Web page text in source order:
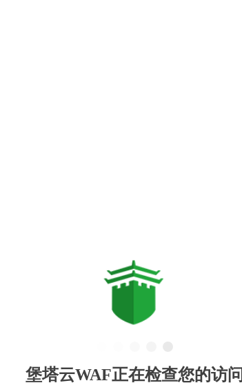
堡塔云WAF正在检查您的访问